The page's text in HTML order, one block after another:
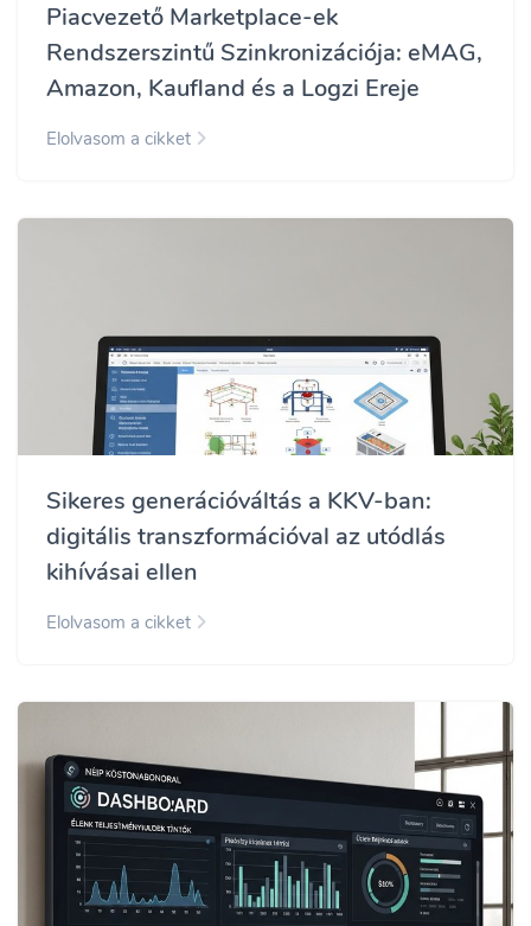
Piacvezető Marketplace-ek
Rendszerszintű Szinkronizációja: eMAG,
Amazon, Kaufland és a Logzi Ereje
Elolvasom a cikket
Sikeres generációváltás a KKV-ban:
digitális transzformációval az utódlás
kihívásai ellen
Elolvasom a cikket